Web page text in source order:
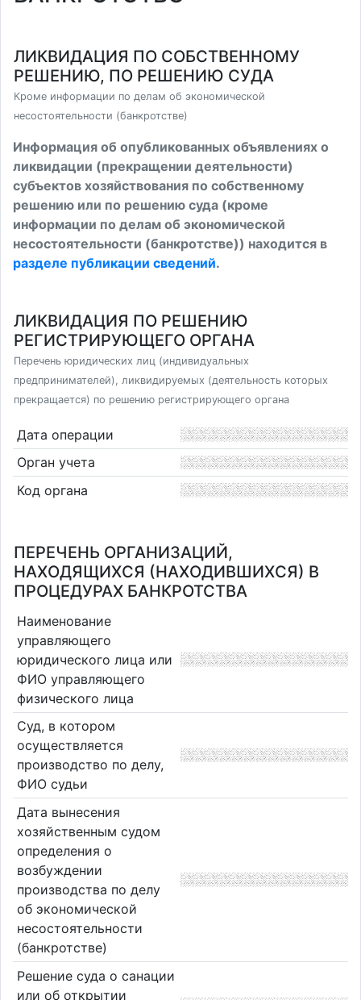
ЛИКВИДАЦИЯ ПО СОБСТВЕННОМУ
РЕШЕНИЮ, ПО РЕШЕНИЮ СУДА
Кроме информации по делам об экономической
несостоятельности (банкротстве)
Информация об опубликованных объявлениях о
ликвидации (прекращении деятельности)
субъектов хозяйствования по собственному
решению или по решению суда (кроме
информации по делам об экономической
несостоятельности (банкротстве)) находится в
разделе публикации сведений.
ЛИКВИДАЦИЯ ПО РЕШЕНИЮ
РЕГИСТРИРУЮЩЕГО ОРГАНА
Перечень юридических лиц (индивидуальных
предпринимателей), ликвидируемых (деятельность которых
прекращается) по решению регистрирующего органа
Дата операции
Орган учета
Код органа
ПЕРЕЧЕНЬ ОРГАНИЗАЦИЙ,
НАХОДЯЩИХСЯ (НАХОДИВШИХСЯ) В
ПРОЦЕДУРАХ БАНКРОТСТВА
Наименование
управляющего
юридического лица или
ФИО управляющего
физического лица
Суд, в котором
осуществляется
производство по делу,
ФИО судьи
Дата вынесения
хозяйственным судом
определения о
возбуждении
производства по делу
об экономической
несостоятельности
(банкротстве)
Решение суда о санации
или об открытии